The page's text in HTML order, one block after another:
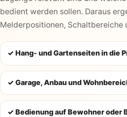
bedient werden sollen. Daraus
Melderpositionen, Schaltbereiche
✓ Hang- und Gartenseiten in die
✓ Garage, Anbau und
✓ Bedienung auf Bewohner oder